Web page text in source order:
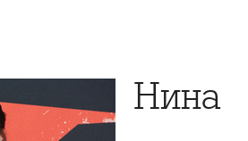
Нина